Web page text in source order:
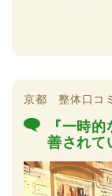
京都 整体口コ
『一時
善されて